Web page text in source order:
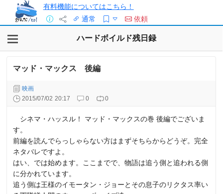
有料機能についてはこちら！
通常
依頼